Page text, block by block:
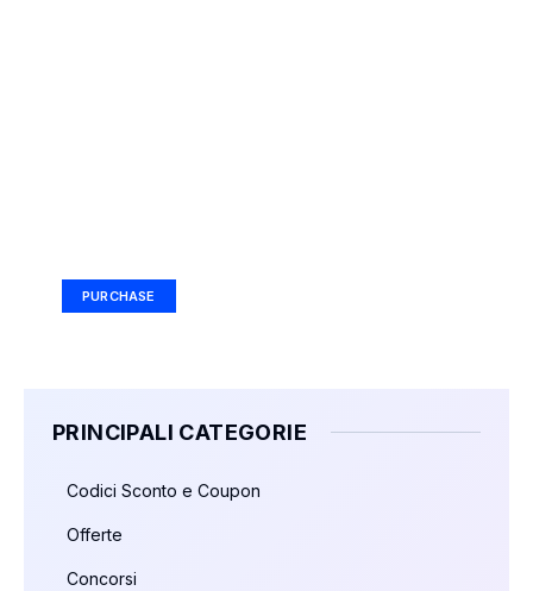
PURCHASE
PRINCIPALI CATEGORIE
Codici Sconto e Coupon
Offerte
Concorsi